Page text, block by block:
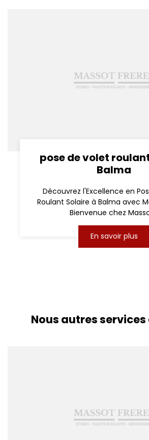
pose de volet
Balma
Découvrez l'Excellence en
Roulant Solaire à Balma avec
Bienvenue chez
En savoir plus
Nous autres services